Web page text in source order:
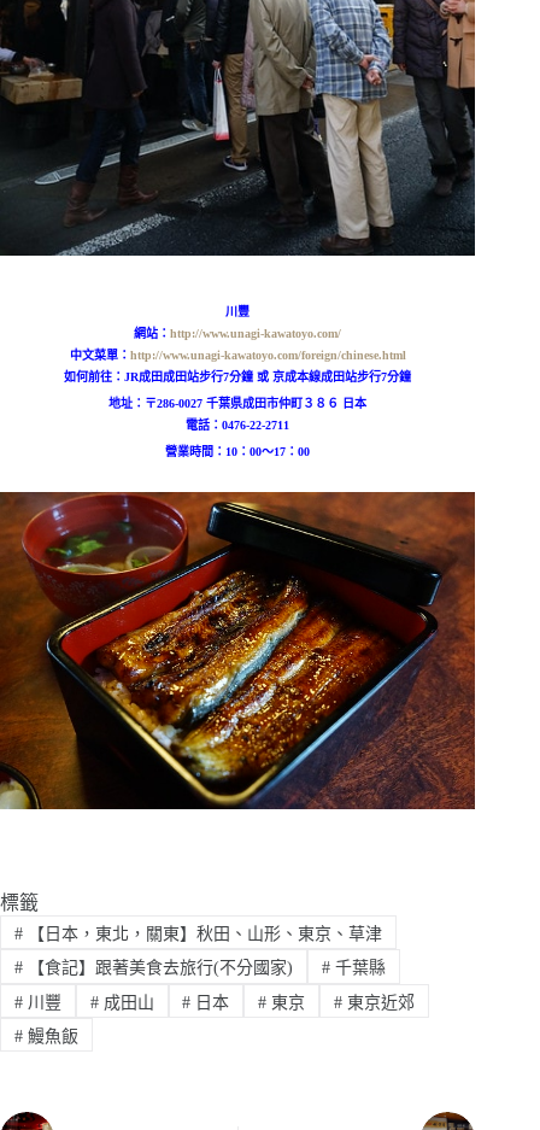
川豐
網站：http://www.unagi-kawatoyo.com/
中文菜單： http://www.unagi-kawatoyo.com/foreign/chinese.html
如何前往：JR成田成田站步行7分鐘 或京成本線成田站步行7分鐘
地址：〒286-0027 千葉県成田市仲町３８６ 日本
電話：0476-22-2711
營業時間： 10：00〜17：00
標籤
#【日本，東北，關東】秋田、山形、東京、草津
#【食記】跟著美食去旅行(不分國家) #千葉縣
#川豐 #成田山 # 日本 # 東京 # 東京近郊
#鰻魚飯